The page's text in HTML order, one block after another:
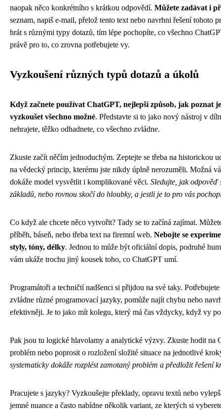
naopak něco konkrétního s krátkou odpovědí. Můžete zadávat i
seznam, napiš e-mail, přelož tento text nebo navrhni řešení tohoto
hrát s různými typy dotazů, tím lépe pochopíte, co všechno
právě pro to, co zrovna potřebujete vy.
Vyzkoušení různých typů dotazů a úkolů
Když začnete používat ChatGPT, nejlepší způsob, jak poznat
vyzkoušet všechno možné. Představte si to jako nový nástroj v
nehrajete, těžko odhadnete, co všechno zvládne.
Zkuste začít něčím jednoduchým. Zeptejte se třeba na historickou
na vědecký princip, kterému jste nikdy úplně nerozuměli. Možná
dokáže model vysvětlit i komplikované věci. Sledujte, jak odpověď
základů, nebo rovnou skočí do hloubky, a jestli je to pro vás
Co když ale chcete něco vytvořit? Tady se to začíná zajímat.
příběh, báseň, nebo třeba text na firemní web. Nebojte se
styly, tóny, délky. Jednou to může být oficiální dopis, podruhé
vám ukáže trochu jiný kousek toho, co ChatGPT umí.
Programátoři a techničtí nadšenci si přijdou na své taky.
zvládne různé programovací jazyky, pomůže najít chybu nebo
efektivněji. Je to jako mít kolegu, který má čas vždycky, když vy
Pak jsou tu logické hlavolamy a analytické výzvy. Zkuste hodit na
problém nebo poprosit o rozložení složité situace na jednotlivé
systematicky dokáže rozplést zamotaný problém a předložit řešení
Pracujete s jazyky? Vyzkoušejte překlady, opravu textů nebo
jemné nuance a často nabídne několik variant, ze kterých si